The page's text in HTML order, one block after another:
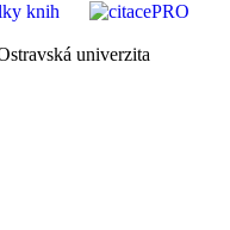
univerzita